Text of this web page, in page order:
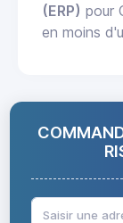
(ERP) pour
en moins